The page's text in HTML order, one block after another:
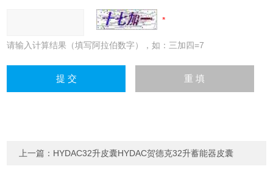
请输入计算结果（填写阿拉伯数字），如：三加四=7
上一篇： HYDAC32升皮囊HYDAC贺德克32升蓄能器皮囊